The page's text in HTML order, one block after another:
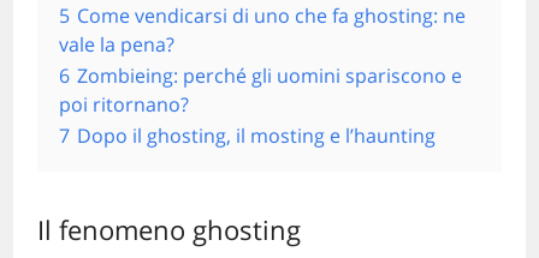
5 Come vendicarsi di uno che fa ghosting: ne
vale la pena?
6 Zombieing: perché gli uomini spariscono e
poi ritornano?
7 Dopo il ghosting, il mosting e l’haunting
Il fenomeno ghosting